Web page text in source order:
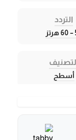
التردد
أسطح